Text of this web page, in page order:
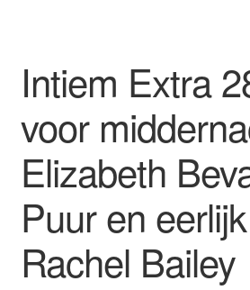
Intiem Extra
voor
Elizabeth
Puur en
Rachel Bailey